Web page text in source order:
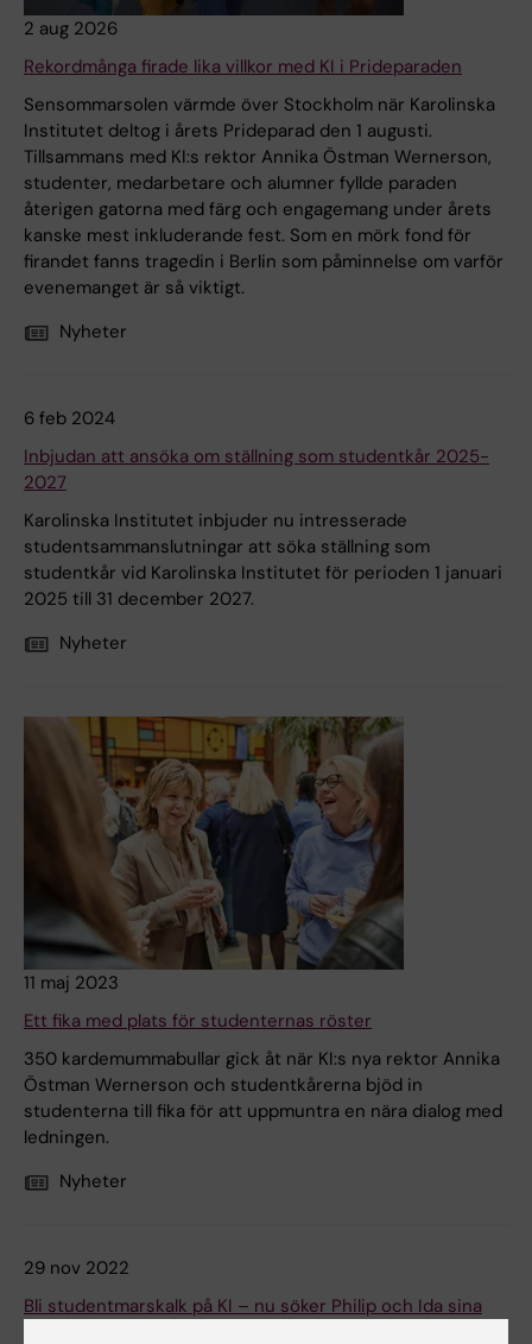
2 aug 2026
Rekordmånga firade lika villkor med KI i Prideparaden
Sensommarsolen värmde över Stockholm när Karolinska
Institutet deltog i årets Prideparad den 1 augusti.
Tillsammans med KI:s rektor Annika Östman Wernerson,
studenter, medarbetare och alumner fyllde paraden
återigen gatorna med färg och engagemang under årets
kanske mest inkluderande fest. Som en mörk fond för
firandet fanns tragedin i Berlin som påminnelse om varför
evenemanget är så viktigt.
Nyheter
6 feb 2024
Inbjudan att ansöka om ställning som studentkår 2025-
2027
Karolinska Institutet inbjuder nu intresserade
studentsammanslutningar att söka ställning som
studentkår vid Karolinska Institutet för perioden 1 januari
2025 till 31 december 2027.
Nyheter
11 maj 2023
Ett fika med plats för studenternas röster
350 kardemummabullar gick åt när KI:s nya rektor Annika
Östman Wernerson och studentkårerna bjöd in
studenterna till fika för att uppmuntra en nära dialog med
ledningen.
Nyheter
29 nov 2022
Bli studentmarskalk på KI – nu söker Philip och Ida sina